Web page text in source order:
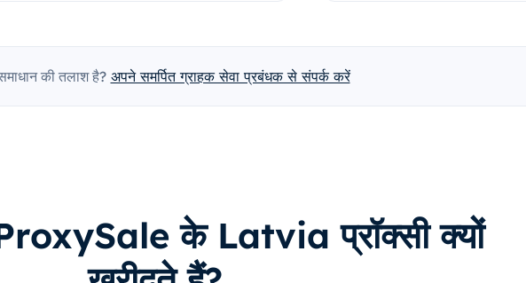
की तलाश है? अपने समर्पित ग्राहक सेवा प्रबंधक से संपर्क करें
ProxySale के Latvia प्रॉक्सी क्यों